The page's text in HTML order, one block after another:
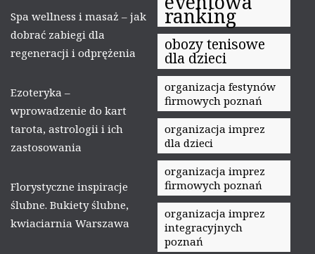
Spa wellness i masaż – jak
dobrać zabiegi dla
regeneracji i odprężenia
Ezoteryka –
wprowadzenie do kart
tarota, astrologii i ich
zastosowania
Florystyczne inspiracje
ślubne. Bukiety ślubne,
kwiaciarnia Warszawa
ranking
obozy tenisowe
dla dzieci
organizacja festynów
firmowych poznań
organizacja imprez
dla dzieci
organizacja imprez
firmowych poznań
organizacja imprez
integracyjnych
poznań